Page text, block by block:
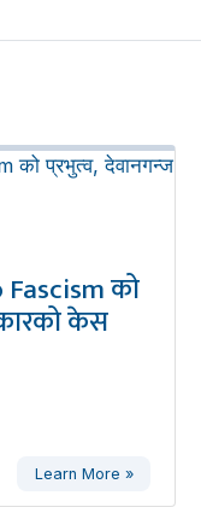
को
केस
Learn More »